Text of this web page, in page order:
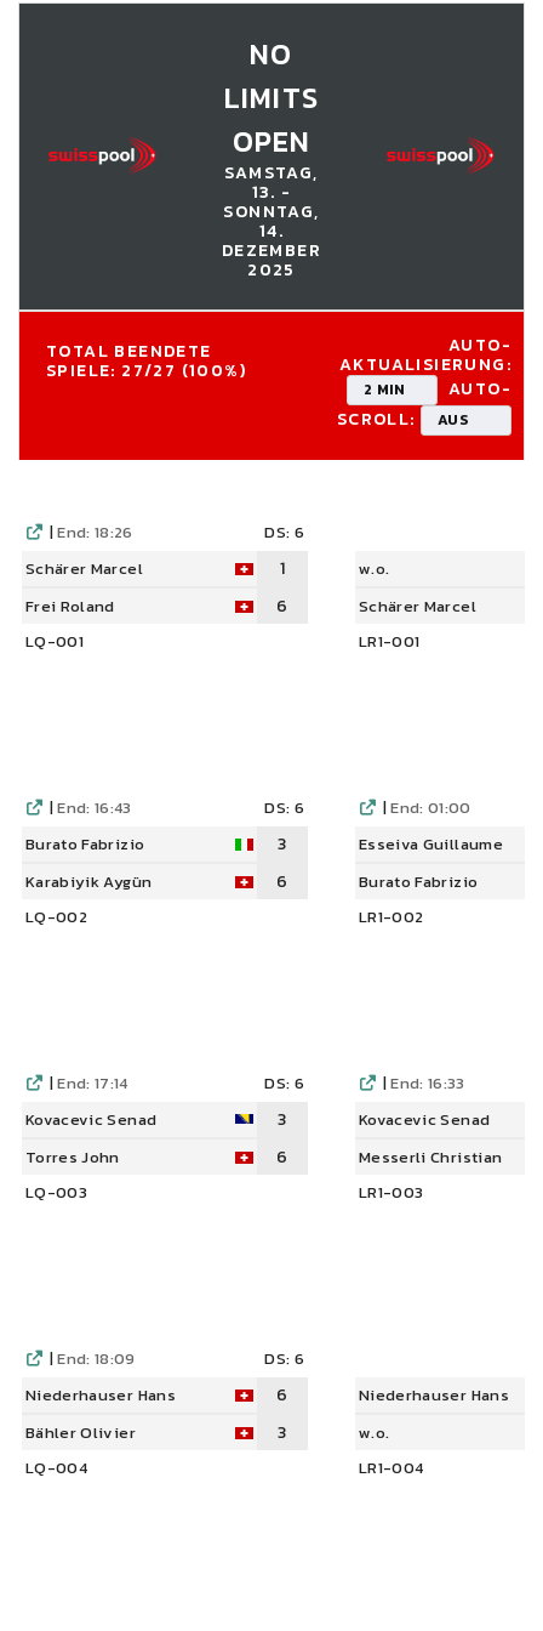
NO
LIMITS
OPEN
SAMSTAG,
13. -
SONNTAG,
14.
DEZEMBER
2025
TOTAL BEENDETE
SPIELE: 27/27 (100%)
AUTO-
AKTUALISIERUNG:
2 MIN
AUTO-
SCROLL:
AUS
|End: 18:26
DS: 6
Schärer Marcel
1
Frei Roland 6
LQ-001
|End: 16:43
DS: 6
Burato Fabrizio
3
Karabiyik Aygün 6
LQ-002
|End: 17:14
DS: 6
Kovacevic Senad
3
Torres John 6
LQ-003
|End: 18:09
DS: 6
Niederhauser Hans
6
Bähler Olivier 3
LQ-004
w.o.
Schärer Marcel
LR1-001
|End: 01:00
Esseiva Guillaume
Burato Fabrizio
LR1-002
|End: 16:33
Kovacevic Senad
Messerli Christian
LR1-003
Niederhauser Hans
w.o.
LR1-004